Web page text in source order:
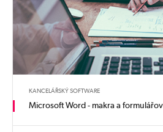
KANCELÁŘSKÝ SOFTWARE
Microsoft Word - makra a